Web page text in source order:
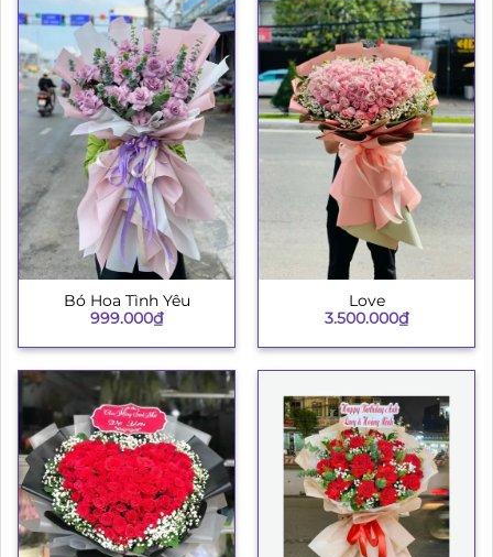
Bó Hoa Tình Yêu
999.000₫
Love
3.500.000₫